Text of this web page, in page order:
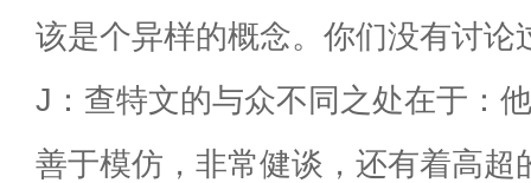
该是个异样的概念。你们没有讨论
J：查特文的与众不同之处在于：
善于模仿，非常健谈，还有着高超